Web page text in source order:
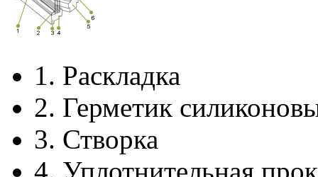
1. Раскладка
2. Герметик
3. Створка